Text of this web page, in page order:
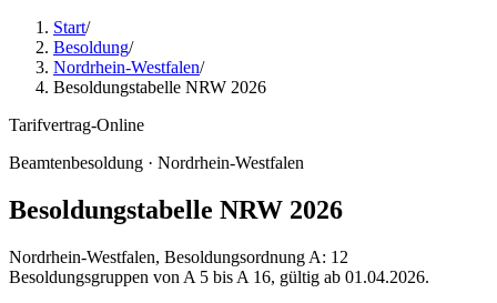
Start/
Besoldung/
Nordrhein-Westfalen/
Besoldungstabelle NRW 2026
Tarifvertrag-Online
Beamtenbesoldung · Nordrhein-Westfalen
Besoldungstabelle NRW 2026
Nordrhein-Westfalen, Besoldungsordnung A: 12
Besoldungsgruppen von A 5 bis A 16, gültig ab 01.04.2026.